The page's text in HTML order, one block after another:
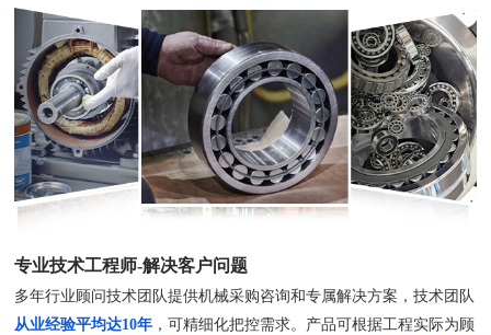
专业技术工程师-解决客户问题
多年行业顾问技术团队提供机械采购咨询和专属解决方案，技术团队
从业经验平均达10年 ，可精细化把控需求。产品可根据工程实际为顾